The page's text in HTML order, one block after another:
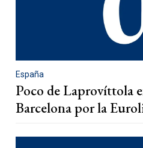
España
Poco de Laprovíttola
Barcelona por la